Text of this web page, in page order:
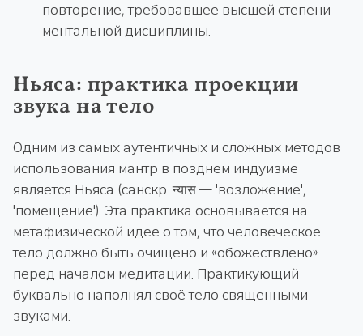
повторение, требовавшее высшей степени
ментальной дисциплины.
Ньяса: практика проекции
звука на тело
Одним из самых аутентичных и сложных методов
использования мантр в позднем индуизме
является Ньяса (санскр. न्यास — 'возложение',
'помещение'). Эта практика основывается на
метафизической идее о том, что человеческое
тело должно быть очищено и «обожествлено»
перед началом медитации. Практикующий
буквально наполнял своё тело священными
звуками.